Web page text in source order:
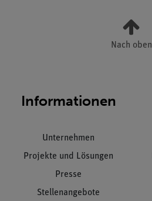
Nach oben
Informationen
Unternehmen
Projekte und Lösungen
Presse
Stellenangebote